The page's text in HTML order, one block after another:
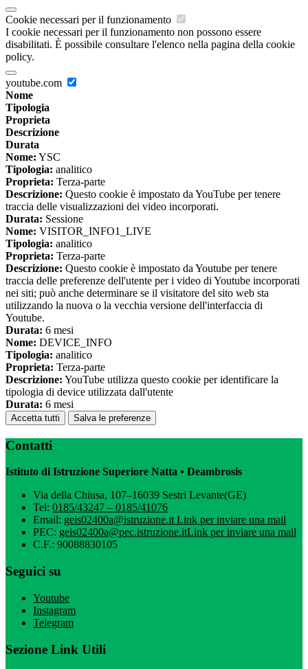
Cookie necessari per il funzionamento
I cookie necessari per il funzionamento non possono essere
disabilitati. È possibile consultare l'elenco nella pagina della cookie
policy.
youtube.com
Nome
Tipologia
Proprieta
Descrizione
Durata
Nome: YSC
Tipologia: analitico
Proprieta: Terza-parte
Descrizione: Questo cookie è impostato da YouTube per tenere
traccia delle visualizzazioni dei video incorporati.
Durata: Sessione
Nome: VISITOR_INFO1_LIVE
Tipologia: analitico
Proprieta: Terza-parte
Descrizione: Questo cookie è impostato da Youtube per tenere
traccia delle preferenze dell'utente per i video di Youtube incorporati
nei siti; può anche determinare se il visitatore del sito web sta
utilizzando la nuova o la vecchia versione dell'interfaccia di
Youtube.
Durata: 6 mesi
Nome: DEVICE_INFO
Tipologia: analitico
Proprieta: Terza-parte
Descrizione: YouTube utilizza questo cookie per identificare la
tipologia di device utilizzata dall'utente
Durata: 6 mesi
Accetta tutti Salva le preferenze
Contatti
Istituto di Istruzione Superiore Natta • Deambrosis
Via della Chiusa, 107–16039 Sestri Levante(GE)
Tel: 0185/43247 – 0185/41076
Email: geis02400a@istruzione.itLink per inviare una mail
PEC: geis02400a@pec.istruzione.itLink per inviare una mail
C.F.: 90088830105
Seguici su
Youtube
Instagram
Telegram
Sezione Link Utili